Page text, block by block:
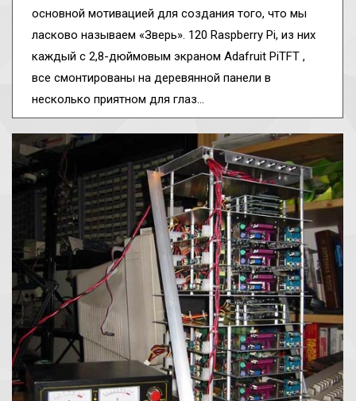
основной мотивацией для создания того, что мы
ласково называем «Зверь». 120 Raspberry Pi, из них
каждый с 2,8-дюймовым экраном Adafruit PiTFT ,
все смонтированы на деревянной панели в
несколько приятном для глаз…